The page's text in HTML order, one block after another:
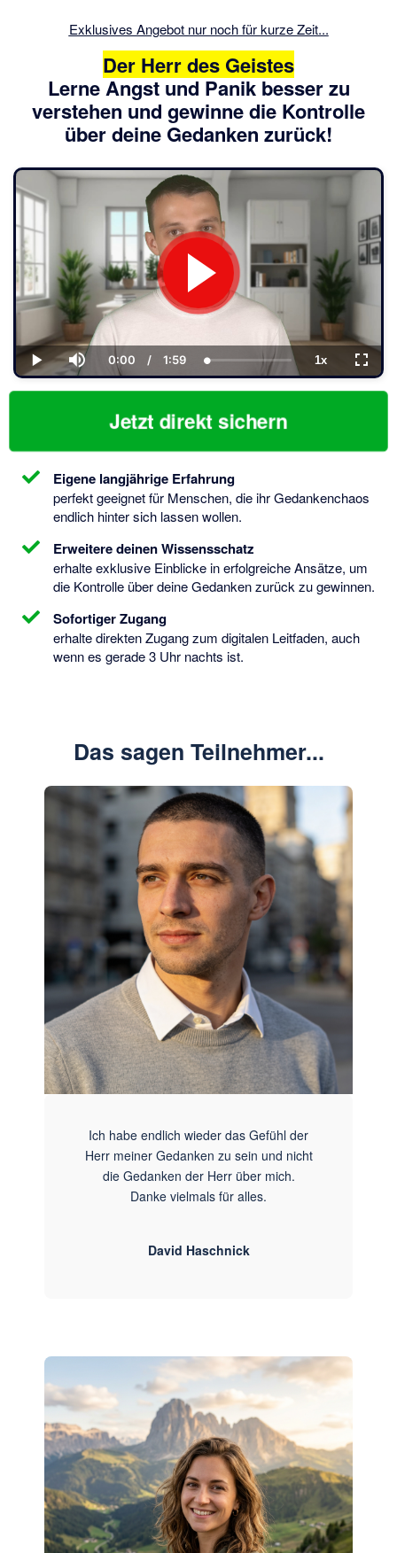
Exklusives Angebot nur noch für kurze Zeit...
Der Herr des Geistes
Lerne Angst und Panik besser zu
verstehen und gewinne die Kontrolle
über deine Gedanken zurück!
Play Mute
Current
Time
0:00 / Duration
1:59 Loaded:
3.03%
1xPlayback
Rate
Jetzt direkt sichern
Eigene langjährige Erfahrung
perfekt geeignet für Menschen, die ihr Gedankenchaos
endlich hinter sich lassen wollen.
Erweitere deinen Wissensschatz
erhalte exklusive Einblicke in erfolgreiche Ansätze, um
die Kontrolle über deine Gedanken zurück zu gewinnen.
Sofortiger Zugang
erhalte direkten Zugang zum digitalen Leitfaden, auch
wenn es gerade 3 Uhr nachts ist.
Das sagen Teilnehmer...
Ich habe endlich wieder das Gefühl der
Herr meiner Gedanken zu sein und nicht
die Gedanken der Herr über mich.
Danke vielmals für alles.
David Haschnick